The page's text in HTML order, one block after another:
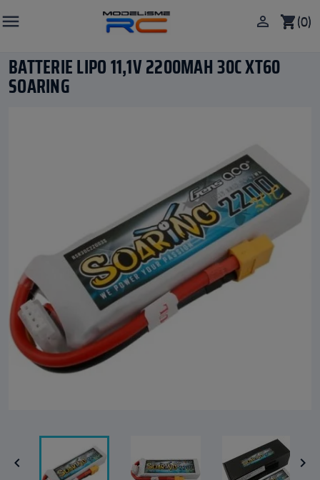
 shopping_cart(0)

BATTERIE LIPO 11,1V 2200MAH 30C XT60
SOARING
 